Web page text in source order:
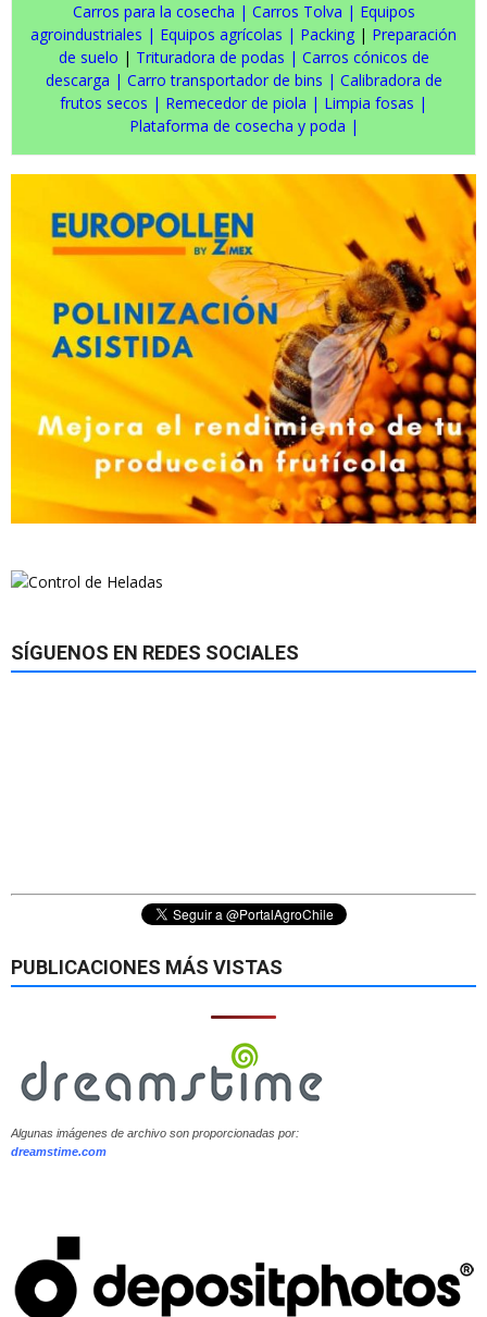
Carros para la cosecha | Carros Tolva | Equipos
agroindustriales | Equipos agrícolas | Packing | Preparación
de suelo | Trituradora de podas | Carros cónicos de
descarga | Carro transportador de bins | Calibradora de
frutos secos | Remecedor de piola | Limpia fosas |
Plataforma de cosecha y poda |
SÍGUENOS EN REDES SOCIALES
PUBLICACIONES MÁS VISTAS
Algunas imágenes de archivo son proporcionadas por:
dreamstime.com